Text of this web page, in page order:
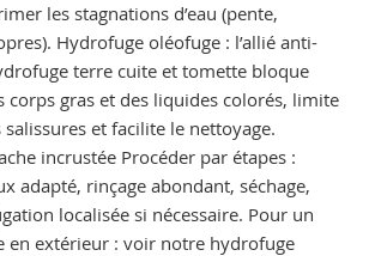
les stagnations d’eau (pente,
Hydrofuge oléofuge : l’allié anti-
terre cuite et tomette bloque
corps gras et des liquides colorés, limite
salissures et facilite le nettoyage.
incrustée Procéder par étapes :
adapté, rinçage abondant, séchage,
localisée si nécessaire. Pour un
en extérieur : voir notre hydrofuge